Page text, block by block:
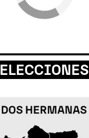
ELECCIONES